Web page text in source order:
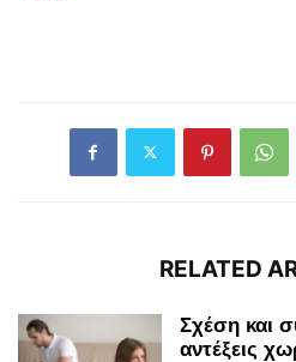
RELATED
Σχέση και
αντέξεις